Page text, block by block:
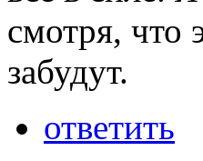
смотря, что
забудут.
ответить